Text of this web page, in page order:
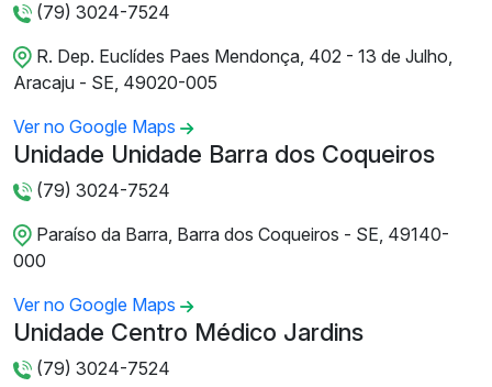
(79) 3024-7524
R. Dep. Euclídes Paes Mendonça, 402 - 13 de Julho,
Aracaju - SE, 49020-005
Ver no Google Maps
Unidade Unidade Barra dos Coqueiros
(79) 3024-7524
Paraíso da Barra, Barra dos Coqueiros - SE, 49140-
000
Ver no Google Maps
Unidade Centro Médico Jardins
(79) 3024-7524